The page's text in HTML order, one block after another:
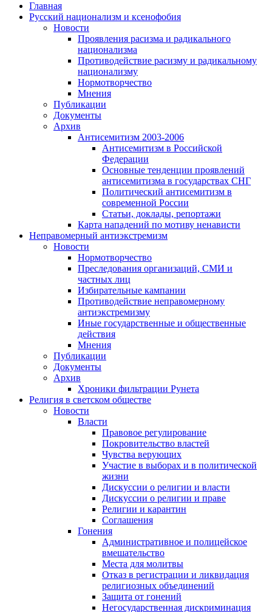
Главная
Русский национализм и ксенофобия
Новости
Проявления расизма и радикального
национализма
Противодействие расизму и радикальному
национализму
Нормотворчество
Мнения
Публикации
Документы
Архив
Антисемитизм 2003-2006
Антисемитизм в Российской
Федерации
Основные тенденции проявлений
антисемитизма в государствах СНГ
Политический антисемитизм в
современной России
Статьи, доклады, репортажи
Карта нападений по мотиву ненависти
Неправомерный антиэкстремизм
Новости
Нормотворчество
Преследования организаций, СМИ и
частных лиц
Избирательные кампании
Противодействие неправомерному
антиэкстремизму
Иные государственные и общественные
действия
Мнения
Публикации
Документы
Архив
Хроники фильтрации Рунета
Религия в светском обществе
Новости
Власти
Правовое регулирование
Покровительство властей
Чувства верующих
Участие в выборах и в политической
жизни
Дискуссии о религии и власти
Дискуссии о религии и праве
Религии и карантин
Соглашения
Гонения
Административное и полицейское
вмешательство
Места для молитвы
Отказ в регистрации и ликвидация
религиозных объединений
Защита от гонений
Негосударственная дискриминация